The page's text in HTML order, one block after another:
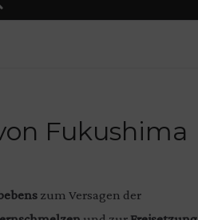
Fukushima
zum Versagen der